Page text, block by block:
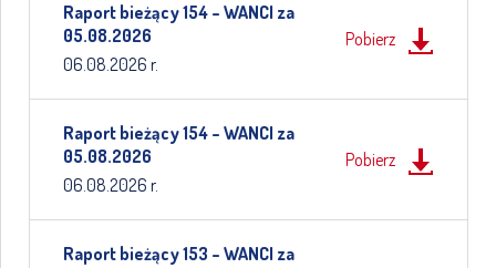
Raport bieżący 154 – WANCI za
05.08.2026
06.08.2026 r.
Pobierz
Raport bieżący 154 – WANCI za
05.08.2026
06.08.2026 r.
Pobierz
Raport bieżący 153 – WANCI za